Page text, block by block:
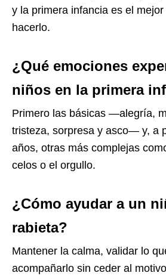
y la primera infancia es el
hacerlo.
¿Qué emociones
niños en la primera
Primero las básicas —alegría,
tristeza, sorpresa y asco— y, a
años, otras más complejas
celos o el orgullo.
¿Cómo ayudar a un
rabieta?
Mantener la calma, validar lo
acompañarlo sin ceder al